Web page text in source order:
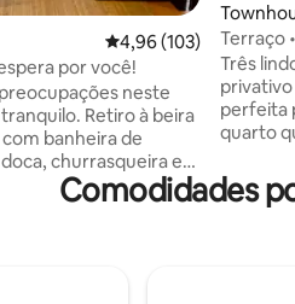
4,96 de uma avaliação
4,96 (103)
por você!
neste
Retiro à beira
com banheira de
churrasqueira e
casa à beira do
Terraço
LoSo
Três
perfeita
quarto
Terraço
Comodidades